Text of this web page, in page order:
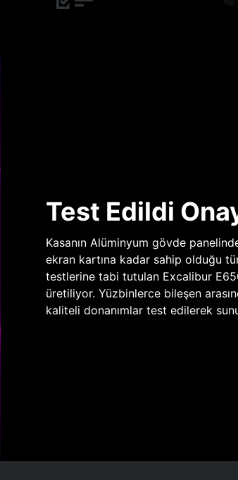
Test Edildi
Kasanın Alüminyum gövde
ekran kartına kadar sahip olduğu
testlerine tabi tutulan Excalibur
üretiliyor. Yüzbinlerce bileşen
kaliteli donanımlar test edilerek